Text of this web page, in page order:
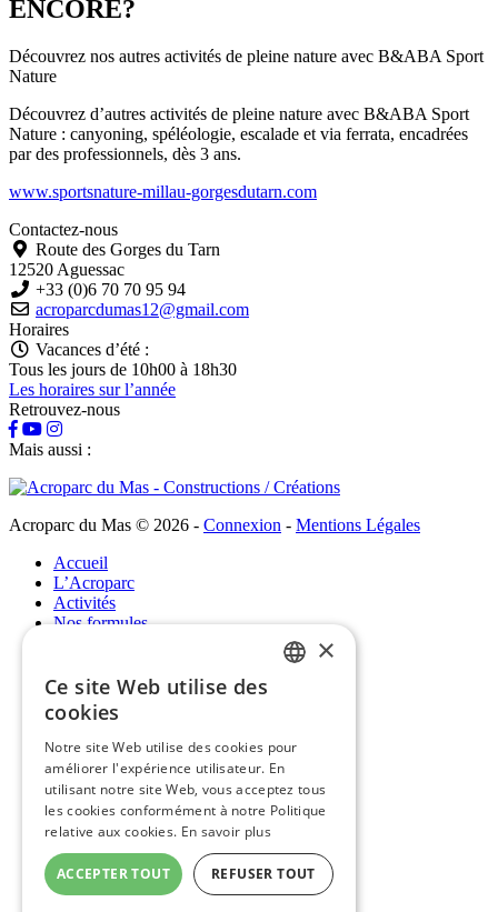
ENCORE?
Découvrez nos autres activités de pleine nature avec B&ABA Sport
Nature
Découvrez d’autres activités de pleine nature avec B&ABA Sport
Nature : canyoning, spéléologie, escalade et via ferrata, encadrées
par des professionnels, dès 3 ans.
www.sportsnature-millau-gorgesdutarn.com
Contactez-nous
Route des Gorges du Tarn
12520 Aguessac
+33 (0)6 70 70 95 94
acroparcdumas12@gmail.com
Horaires
Vacances d’été :
Tous les jours de 10h00 à 18h30
Les horaires sur l’année
Retrouvez-nous
Mais aussi :
Acroparc du Mas © 2026 - Connexion - Mentions Légales
Accueil
L’Acroparc
Activités
Nos formules
Familles / Enfants
Centre de loisirs / Scolaires
Professionnels
Infos pratiques
Infos pratiques
Sur place
×
Ce site Web utilise des
cookies
Notre site Web utilise des cookies pour
améliorer l'expérience utilisateur. En
utilisant notre site Web, vous acceptez tous
les cookies conformément à notre Politique
relative aux cookies. En savoir plus
ACCEPTER TOUT REFUSER TOUT